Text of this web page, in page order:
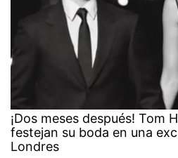
¡Dos meses después! Tom
festejan su boda en una
Londres